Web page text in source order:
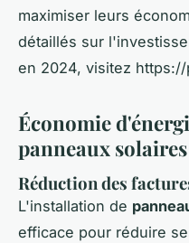
maximiser leurs
détaillés sur
en 2024, visitez
Économie
panneaux solaires
Réduction des
L'installation de
efficace pour réduire